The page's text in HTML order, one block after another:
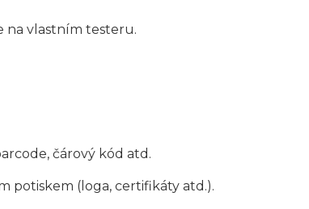
na vlastním testeru.
čárový kód atd.
potiskem (loga, certifikáty atd.).